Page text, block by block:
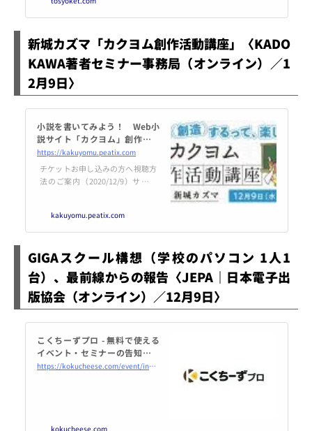
新城カズマ「カクヨム創作活動講座」〈KADO
KAWA著者セミナー事務局（オンライン）／1
2月9日〉
小説を書いてみよう！ Web小
説サイト「カクヨム」創作活動
講座
https://kakuyomu.peatix.com
チケットお申し込みの方へ視聴方
法のご案内（2020/12/9）サイト
していただきますと、視聴方法
（ZoomのURLおよびパ... powere
kakuyomu.peatix.com
GIGAスクール構想（学校のパソコン 1人1
台）、最前線からの報告〈JEPA｜日本電子出
版協会（オンライン）／12月9日〉
こくちーずプロ - 無料で使える
イベント・セミナーの告知・集
客サービス
https://kokucheese.com/event/index/604540/
kokucheese.com